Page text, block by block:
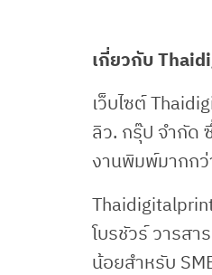
เกี่ยวกับ
เว็บไซต์
ลิว. กรุ๊ป จำกัด
งานพิมพ์มากก
โบรชัวร์ วารส
น้อยสำหรับ